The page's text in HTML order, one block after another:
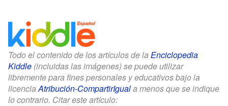
Todo el contenido de los artículos de la Enciclopedia
Kiddle (incluidas las imágenes) se puede utilizar
libremente para fines personales y educativos bajo la
licenciaAtribución-CompartirIguala menos que se indique
lo contrario. Citar este artículo: